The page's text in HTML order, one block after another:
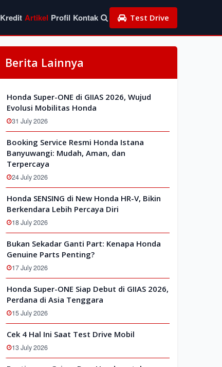
Kredit Artikel Profil Kontak Test Drive
Berita Lainnya
Honda Super-ONE di GIIAS 2026, Wujud
Evolusi Mobilitas Honda
31 July 2026
Booking Service Resmi Honda Istana
Banyuwangi: Mudah, Aman, dan
Terpercaya
24 July 2026
Honda SENSING di New Honda HR-V, Bikin
Berkendara Lebih Percaya Diri
18 July 2026
Bukan Sekadar Ganti Part: Kenapa Honda
Genuine Parts Penting?
17 July 2026
Honda Super-ONE Siap Debut di GIIAS 2026,
Perdana di Asia Tenggara
15 July 2026
Cek 4 Hal Ini Saat Test Drive Mobil
13 July 2026